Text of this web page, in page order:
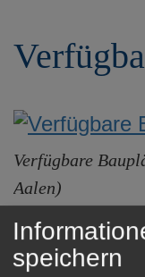
h
n
Verfügbare
Aalen)
Eine
speichern